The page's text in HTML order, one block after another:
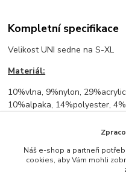
Kompletní specifikace
Velikost UNI sedne na S-XL
Materiál:
10%vlna, 9%nylon,
10%alpaka, 14%polyester,
prsa vklidu 60cm, délka:
Náš e-shop a partneři
cookies, aby Vám mohli